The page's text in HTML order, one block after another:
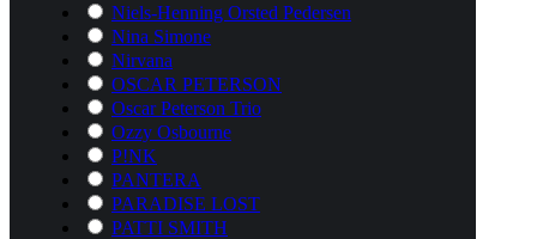
Niels-Henning Orsted Pedersen
Nina Simone
Nirvana
OSCAR PETERSON
Oscar Peterson Trio
Ozzy Osbourne
P!NK
PANTERA
PARADISE LOST
PATTI SMITH